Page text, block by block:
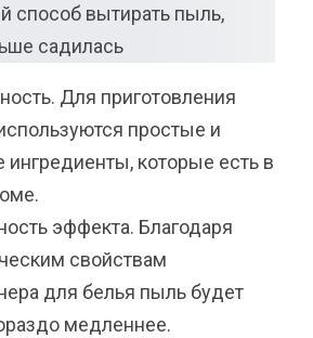
Для приготовления
простые и
ингредиенты, которые есть в
эффекта. Благодаря
свойствам
для белья пыль будет
медленнее.